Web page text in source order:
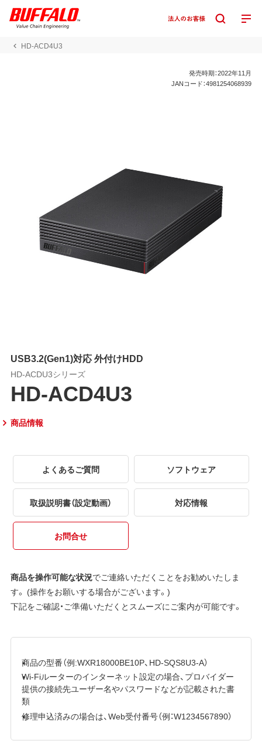
HD-ACD4U3
発売時期：2022年11月
JANコード：4981254068939
USB3.2(Gen1)対応 外付けHDD
HD-ACDU3シリーズ
HD-ACD4U3
商品情報
よくあるご質問 ソフトウェア
取扱説明書（設定動画） 対応情報
お問合せ
商品を操作可能な状況でご連絡いただくことをお勧めいたしま
す。 (操作をお願いする場合がございます。)
下記をご確認・ご準備いただくとスムーズにご案内が可能です。
商品の型番（例:WXR18000BE10P、HD-SQS8U3-A）
Wi-Fiルーターのインターネット設定の場合、プロバイダー
提供の接続先ユーザー名やパスワードなどが記載された書
類
修理申込済みの場合は、Web受付番号（例：W1234567890）